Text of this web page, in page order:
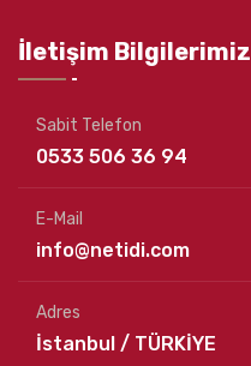
İletişim Bilgilerimiz
Sabit Telefon
0533 506 36 94
E-Mail
info@netidi.com
Adres
İstanbul / TÜRKİYE